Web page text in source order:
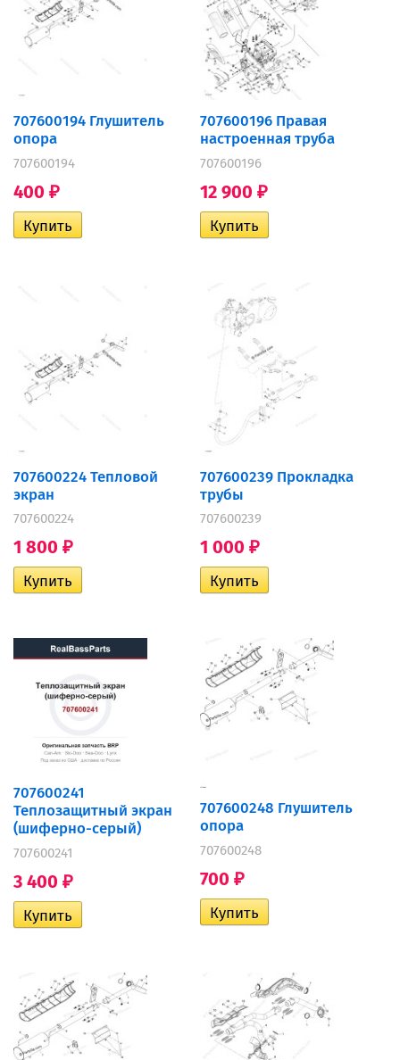
707600194 Глушитель
опора
707600194
400 ₽
707600196 Правая
настроенная труба
707600196
12 900 ₽
707600224 Тепловой
экран
707600224
1 800 ₽
707600239 Прокладка
трубы
707600239
1 000 ₽
707600241
Теплозащитный экран
(шиферно-серый)
707600241
3 400 ₽
707600248 Глушитель
опора
707600248
700 ₽